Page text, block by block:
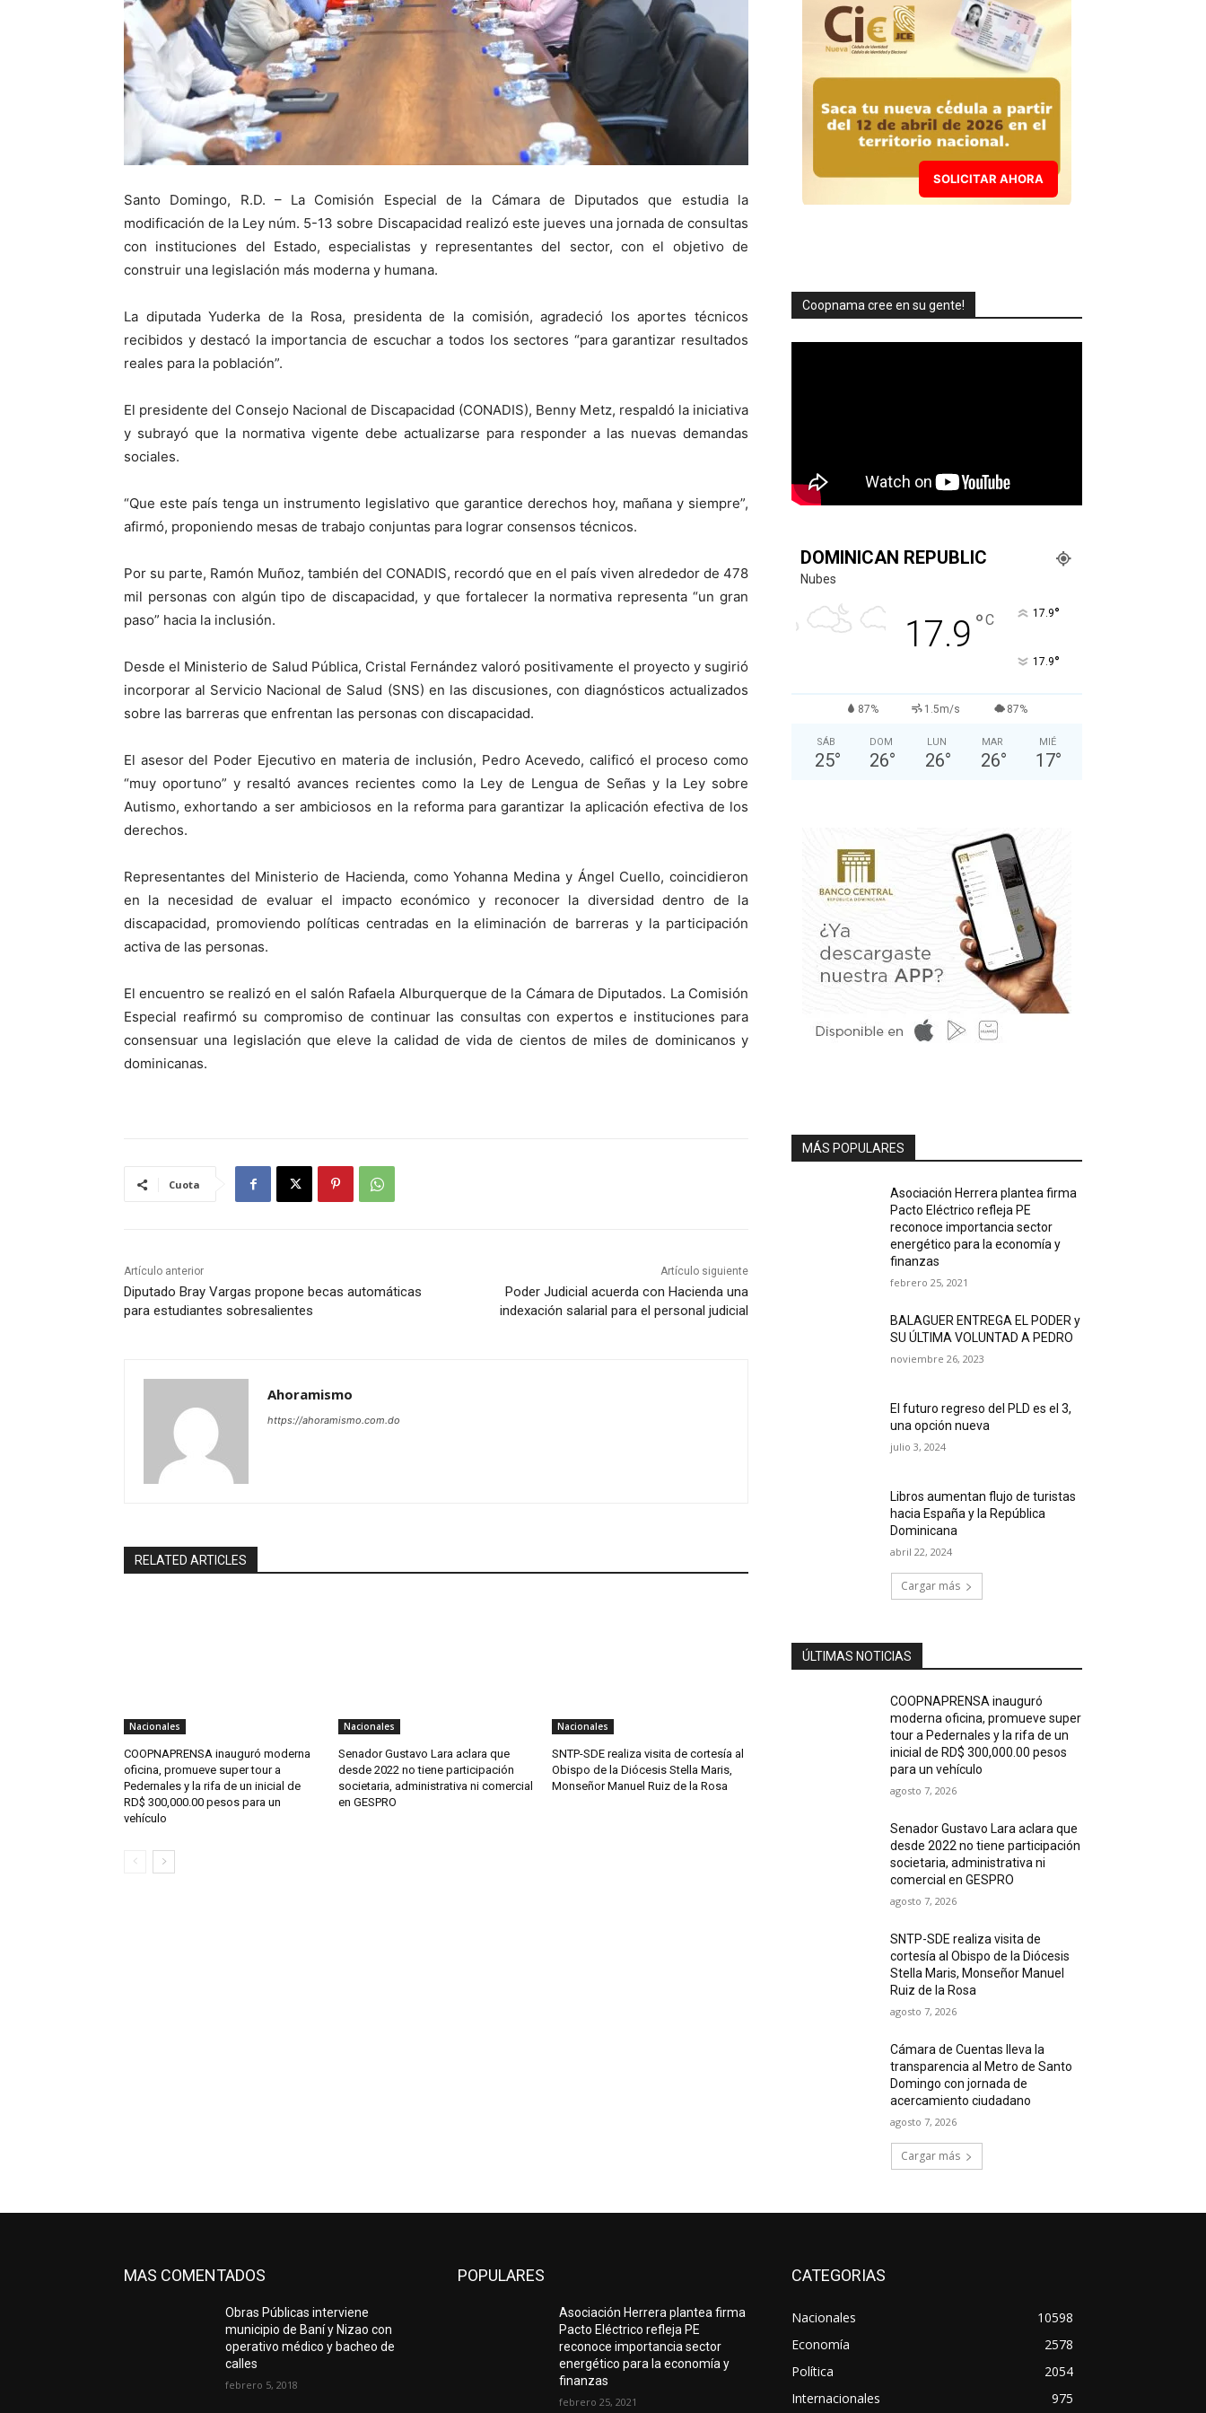
Santo Domingo, R.D. – La Comisión Especial de la Cámara de Diputados que estudia la
modificación de la Ley núm. 5-13 sobre Discapacidad realizó este jueves una jornada de consultas
con instituciones del Estado, especialistas y representantes del sector, con el objetivo de
construir una legislación más moderna y humana.
La diputada Yuderka de la Rosa, presidenta de la comisión, agradeció los aportes técnicos
recibidos y destacó la importancia de escuchar a todos los sectores “para garantizar resultados
reales para la población”.
El presidente del Consejo Nacional de Discapacidad (CONADIS), Benny Metz, respaldó la iniciativa
y subrayó que la normativa vigente debe actualizarse para responder a las nuevas demandas
sociales.
“Que este país tenga un instrumento legislativo que garantice derechos hoy, mañana y siempre”,
afirmó, proponiendo mesas de trabajo conjuntas para lograr consensos técnicos.
Por su parte, Ramón Muñoz, también del CONADIS, recordó que en el país viven alrededor de 478
mil personas con algún tipo de discapacidad, y que fortalecer la normativa representa “un gran
paso” hacia la inclusión.
Desde el Ministerio de Salud Pública, Cristal Fernández valoró positivamente el proyecto y sugirió
incorporar al Servicio Nacional de Salud (SNS) en las discusiones, con diagnósticos actualizados
sobre las barreras que enfrentan las personas con discapacidad.
El asesor del Poder Ejecutivo en materia de inclusión, Pedro Acevedo, calificó el proceso como
“muy oportuno” y resaltó avances recientes como la Ley de Lengua de Señas y la Ley sobre
Autismo, exhortando a ser ambiciosos en la reforma para garantizar la aplicación efectiva de los
derechos.
Representantes del Ministerio de Hacienda, como Yohanna Medina y Ángel Cuello, coincidieron
en la necesidad de evaluar el impacto económico y reconocer la diversidad dentro de la
discapacidad, promoviendo políticas centradas en la eliminación de barreras y la participación
activa de las personas.
El encuentro se realizó en el salón Rafaela Alburquerque de la Cámara de Diputados. La Comisión
Especial reafirmó su compromiso de continuar las consultas con expertos e instituciones para
consensuar una legislación que eleve la calidad de vida de cientos de miles de dominicanos y
dominicanas.
Cuota
Artículo anterior
Diputado Bray Vargas propone becas automáticas
para estudiantes sobresalientes
Artículo siguiente
Poder Judicial acuerda con Hacienda una
indexación salarial para el personal judicial
Ahoramismo
https://ahoramismo.com.do
RELATED ARTICLES
Nacionales
COOPNAPRENSA inauguró moderna
oficina, promueve super tour a
Pedernales y la rifa de un inicial de
RD$ 300,000.00 pesos para un
vehículo
Nacionales
Senador Gustavo Lara aclara que
desde 2022 no tiene participación
societaria, administrativa ni comercial
en GESPRO
Nacionales
SNTP-SDE realiza visita de cortesía al
Obispo de la Diócesis Stella Maris,
Monseñor Manuel Ruiz de la Rosa
SOLICITAR AHORA
Coopnama cree en su gente!
DOMINICAN REPUBLIC
Nubes
17.9 °C 17.9°
17.9°
87% 1.5m/s 87%
SÁB
25°
DOM
26°
LUN
26°
MAR
26°
MIÉ
17°
MÁS POPULARES
Asociación Herrera plantea firma
Pacto Eléctrico refleja PE
reconoce importancia sector
energético para la economía y
finanzas
febrero 25, 2021
BALAGUER ENTREGA EL PODER y
SU ÚLTIMA VOLUNTAD A PEDRO
noviembre 26, 2023
El futuro regreso del PLD es el 3,
una opción nueva
julio 3, 2024
Libros aumentan flujo de turistas
hacia España y la República
Dominicana
abril 22, 2024
Cargar más
ÚLTIMAS NOTICIAS
COOPNAPRENSA inauguró
moderna oficina, promueve super
tour a Pedernales y la rifa de un
inicial de RD$ 300,000.00 pesos
para un vehículo
agosto 7, 2026
Senador Gustavo Lara aclara que
desde 2022 no tiene participación
societaria, administrativa ni
comercial en GESPRO
agosto 7, 2026
SNTP-SDE realiza visita de
cortesía al Obispo de la Diócesis
Stella Maris, Monseñor Manuel
Ruiz de la Rosa
agosto 7, 2026
Cámara de Cuentas lleva la
transparencia al Metro de Santo
Domingo con jornada de
acercamiento ciudadano
agosto 7, 2026
Cargar más
MAS COMENTADOS
Obras Públicas interviene
municipio de Baní y Nizao con
operativo médico y bacheo de
calles
febrero 5, 2018
POPULARES
Asociación Herrera plantea firma
Pacto Eléctrico refleja PE
reconoce importancia sector
energético para la economía y
finanzas
febrero 25, 2021
CATEGORIAS
Nacionales
10598
Economía
2578
Política
2054
Internacionales
975